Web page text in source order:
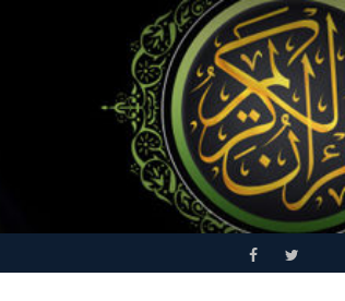
FacebookTwitter